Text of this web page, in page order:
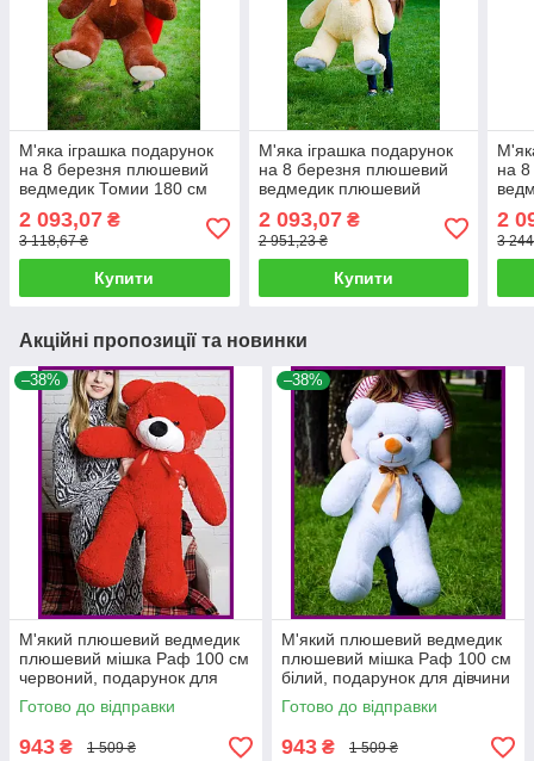
М'яка іграшка подарунок
на 8 березня плюшевий
ведмедик Томии 180 см
Шоколадний
2 093,07 ₴
3 118,67 ₴
Купити
М'яка іграшка подарунок
на 8 березня плюшевий
ведмедик плюшевий
мішка Томии 180 см
Персиковий
2 093,07₴
2 951,23 ₴
Купити
на
2
3
Акційні пропозиції та новинки
–38%
М'який плюшевий ведмедик
плюшевий мішка Раф 100 см
червоний, подарунок для
дівчини на день народження
Готово до відправки
943 ₴ 1 509 ₴
–38%
М'який плюшевий ведмедик
плюшевий мішка Раф 100 см
білий, подарунок для дівчини
на день народження
Готово до відправки
943 ₴ 1 509 ₴